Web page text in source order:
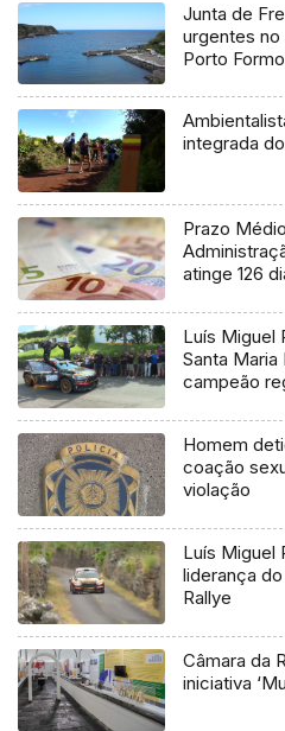
Junta de
urgentes
Porto
integrada
Prazo
atinge 126
Luís Miguel
Santa
campeão
Homem
coação
violação
Luís Miguel
liderança
Rallye
Câmara da
iniciativa